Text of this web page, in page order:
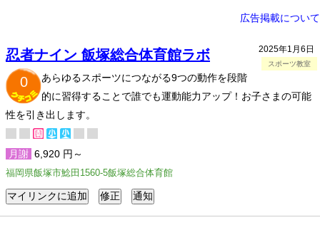
広告掲載について
2025年1月6日
スポーツ教室
忍者ナイン 飯塚総合体育館ラボ
0
あらゆるスポーツにつながる9つの動作を段階
的に習得することで誰でも運動能力アップ！お子さまの可能
性を引き出します。
月謝 6,920 円～
福岡県飯塚市鯰田1560-5飯塚総合体育館